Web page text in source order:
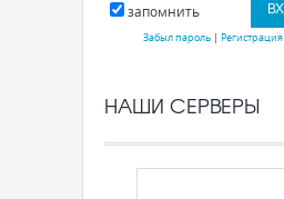
запомнить
Забыл пароль| Регистрация
НАШИ СЕРВЕРЫ